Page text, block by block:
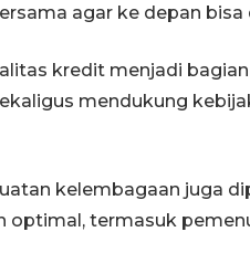
agar ke depan bisa
kredit menjadi
mendukung
kelembagaan juga
optimal, termasuk